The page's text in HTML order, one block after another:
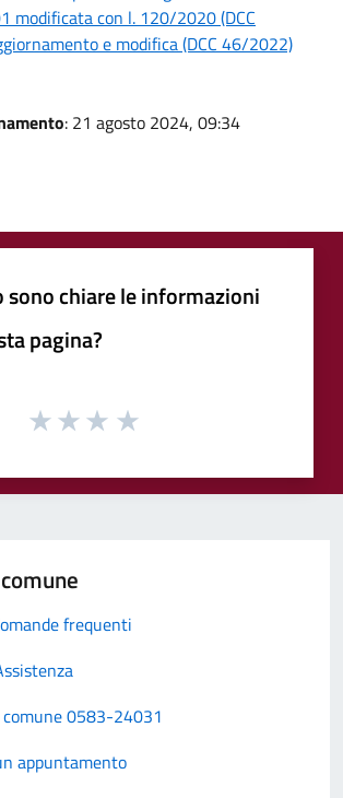
modificata con l. 120/2020 (DCC
e modifica (DCC 46/2022)
: 21 agosto 2024, 09:34
sono chiare le informazioni
pagina?
frequenti
comune 0583-24031
appuntamento